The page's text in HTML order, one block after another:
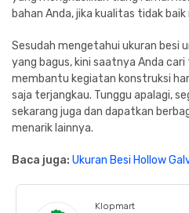
bahan Anda, jika kualitas tidak
Sesudah mengetahui ukuran besi
yang bagus, kini saatnya Anda cari
membantu kegiatan konstruksi
saja terjangkau. Tunggu apalagi,
sekarang juga dan dapatkan
menarik lainnya.
Baca juga: Ukuran Besi Hollow
Klopmart